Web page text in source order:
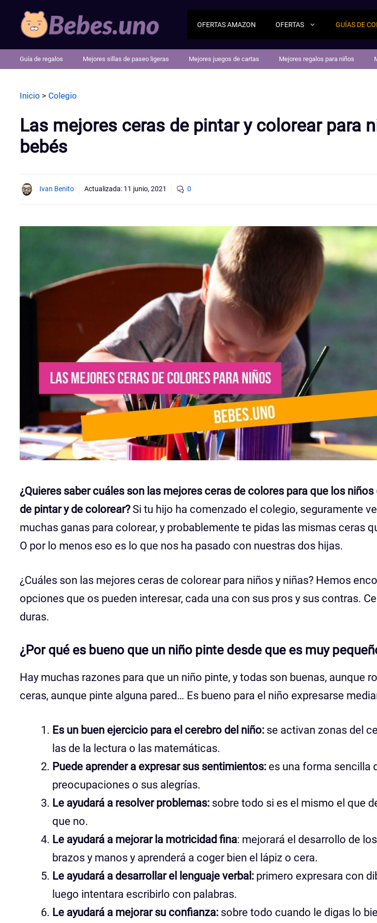
Saltar
OFERTAS AMAZON OFERTAS GUÍAS DE
Guía de regalos Mejores sillas de paseo ligeras Mejores juegos de cartas Mejores regalos para niños
Inicio > Colegio
Las mejores ceras de pintar y colorear para
bebés
Ivan Benito Actualizada: 11 junio, 2021 0
¿Quieres saber cuáles son las mejores ceras de colores para que los
de pintar y de colorear?Si tu hijo ha comenzado el colegio, seguramente
muchas ganas para colorear, y probablemente te pidas las mismas ceras
O por lo menos eso es lo que nos ha pasado con nuestras dos hijas.
¿Cuáles son las mejores ceras de colorear para niños y niñas? Hemos
opciones que os pueden interesar, cada una con sus pros y sus contras.
duras.
¿Por qué es bueno que un niño pinte desde que es muy
Hay muchas razones para que un niño pinte, y todas son buenas, aunque
ceras, aunque pinte alguna pared… Es bueno para el niño expresarse
Es un buen ejercicio para el cerebro del niño: se activan zonas del
las de la lectura o las matemáticas.
Puede aprender a expresar sus sentimientos: es una forma sencilla
preocupaciones o sus alegrías.
Le ayudará a resolver problemas: sobre todo si es el mismo el que
que no.
Le ayudará a mejorar la motricidad fina: mejorará el desarrollo de
brazos y manos y aprenderá a coger bien el lápiz o cera.
Le ayudará a desarrollar el lenguaje verbal: primero expresara con
luego intentara escribirlo con palabras.
Le ayudará a mejorar su confianza: sobre todo cuando le digas lo